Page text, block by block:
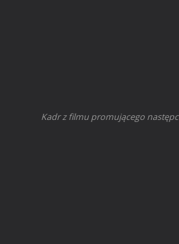
Kadr z filmu promującego